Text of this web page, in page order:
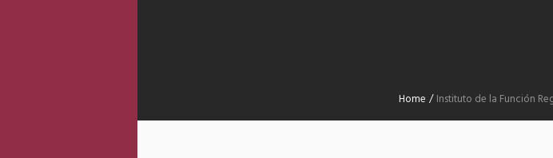
Home /Instituto de la Función